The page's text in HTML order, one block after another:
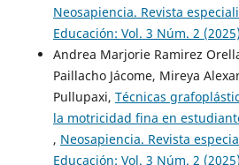
Neosapiencia. Revista
Educación: Vol. 3 Núm. 2
Andrea Marjorie Ramirez
Paillacho Jácome, Mireya
Pullupaxi, Técnicas
la motricidad fina en
, Neosapiencia. Revista
Educación: Vol. 3 Núm. 2